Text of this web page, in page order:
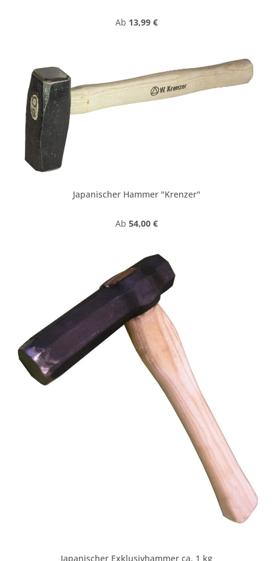
Regulärer Preis:
Ab 13,99 €
Japanischer Hammer "Krenzer"
Regulärer Preis:
Ab 54,00 €
Japanischer Exklusivhammer ca. 1 kg